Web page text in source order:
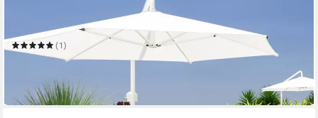
Sitzgruppe Gartensofaset Gartenmöbel Alu+ Polyester +
Hartglas 4 x Sessel
(1)
486,99 € UVP924,90 €
in 2-3 Werktagen bei dir